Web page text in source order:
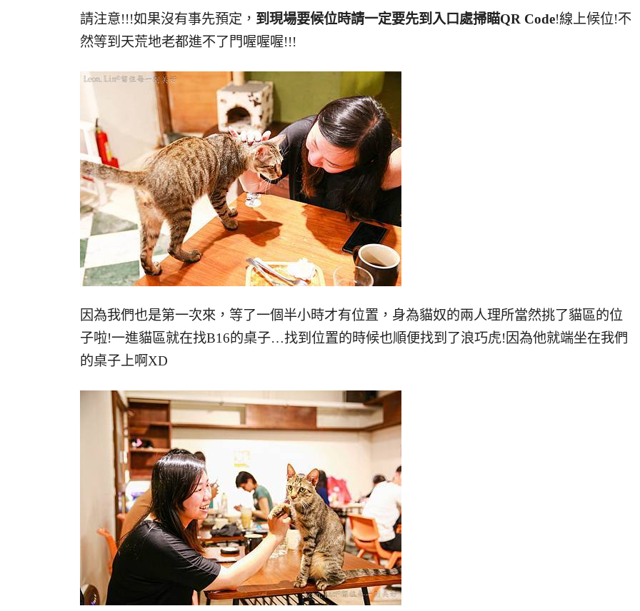
請注意!!!如果沒有事先預定， 到現場要候位時請一定要先到入口處掃瞄QR Code!線上候位!不
然等到天荒地老都進不了門喔喔喔!!!
因為我們也是第一次來，等了一個半小時才有位置，身為貓奴的兩人理所當然挑了貓區的位
子啦!一進貓區就在找B16的桌子…找到位置的時候也順便找到了浪巧虎!因為他就端坐在我們
的桌子上啊XD